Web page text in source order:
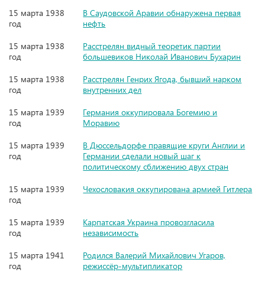
15 марта 1938
год
В Саудовской Аравии обнаружена первая
нефть
15 марта 1938
год
Расстрелян видный теоретик партии
большевиков Николай Иванович Бухарин
15 марта 1938
год
Расстрелян Генрих Ягода, бывший нарком
внутренних дел
15 марта 1939
год
Германия оккупировала Богемию и
Моравию
15 марта 1939
год
В Дюссельдорфе правящие круги Англии и
Германии сделали новый шаг к
политическому сближению двух стран
15 марта 1939
год
Чехословакия оккупирована армией Гитлера
15 марта 1939
год
Карпатская Украина провозгласила
независимость
15 марта 1941
год
Родился Валерий Михайлович Угаров,
режиссёр-мультипликатор